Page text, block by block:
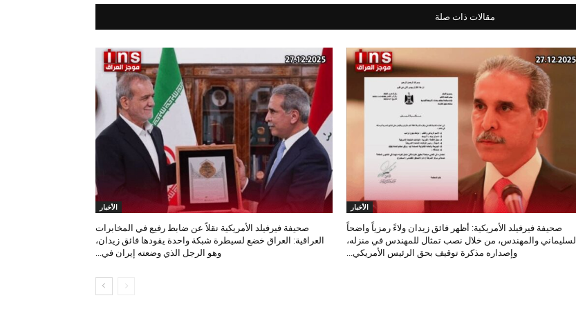
مقالات ذات صلة
الأخبار
صحيفة فيرفيلد الأمريكية: أظهر فائق زيدان ولاءً رمزياً واضحاً
لسليماني والمهندس، من خلال نصب تمثال للمهندس في منزله،
وإصداره مذكرة توقيف بحق الرئيس الأمريكي...
الأخبار
صحيفة فيرفيلد الأمريكية نقلاً عن ضابط رفيع في المخابرات
العراقية: العراق خضع لسيطرة شبكة واحدة يقودها فائق زيدان،
وهو الرجل الذي وضعته إيران في...